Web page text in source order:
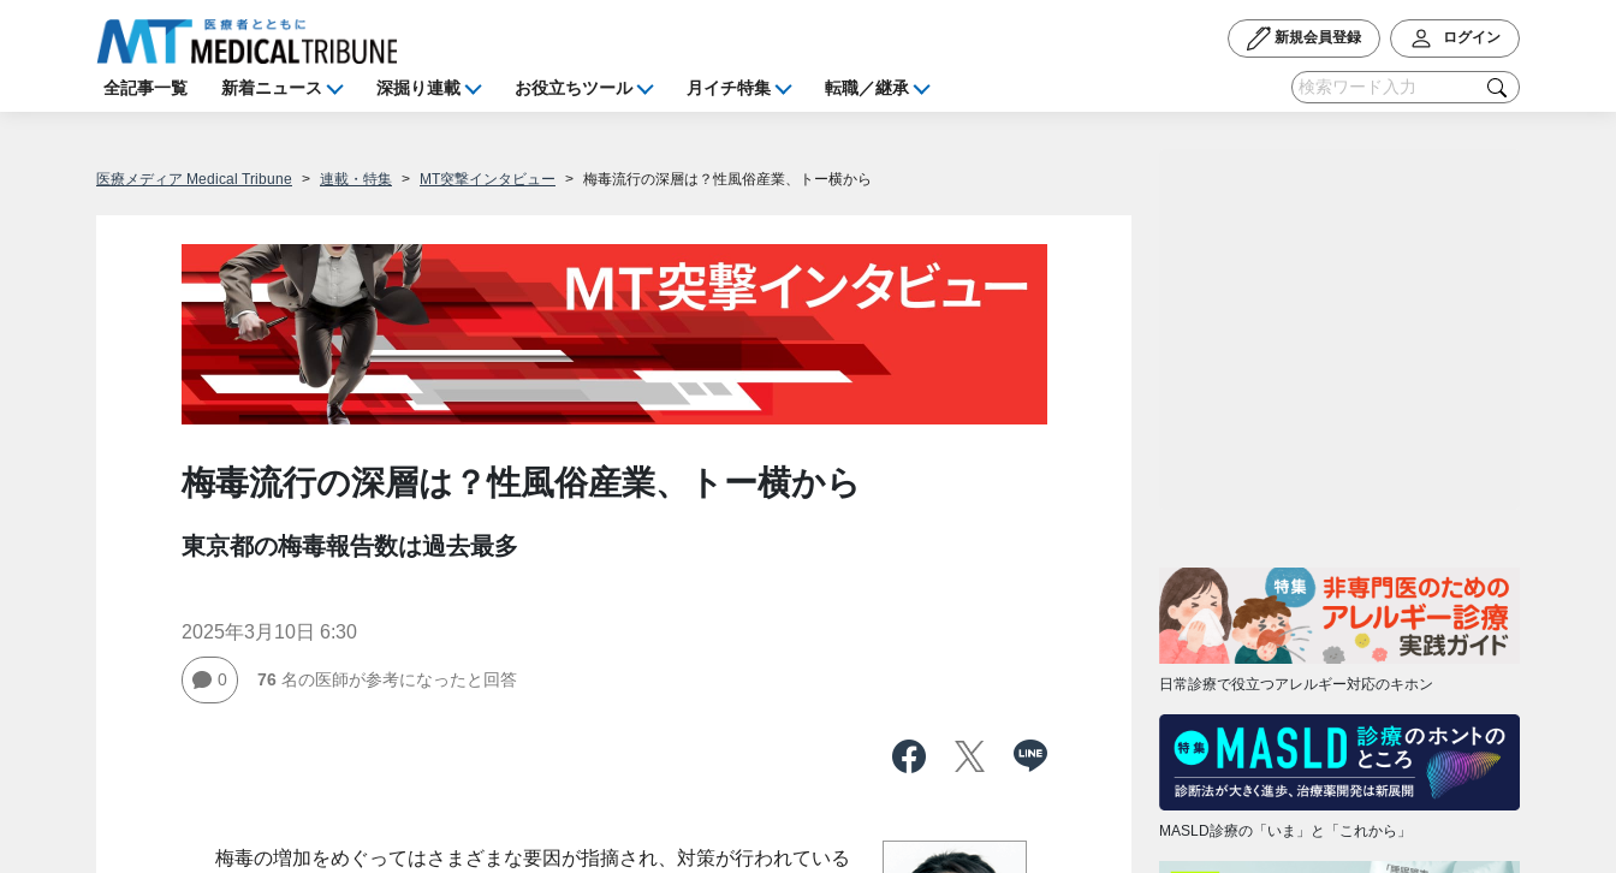
新規会員登録 ログイン
全記事一覧 新着ニュース 深掘り連載 お役立ちツール 月イチ特集 転職／継承
医療メディア Medical Tribune 連載・特集 MT突撃インタビュー 梅毒流行の深層は？性風俗産業、トー横から
梅毒流行の深層は？性風俗産業、トー横から
東京都の梅毒報告数は過去最多
2025年3月10日 6:30
0 76名の医師が参考になったと回答
梅毒の増加をめぐってはさまざまな要因が指摘され、対策が行われている
日常診療で役立つアレルギー対応のキホン
MASLD診療の「いま」と「これから」